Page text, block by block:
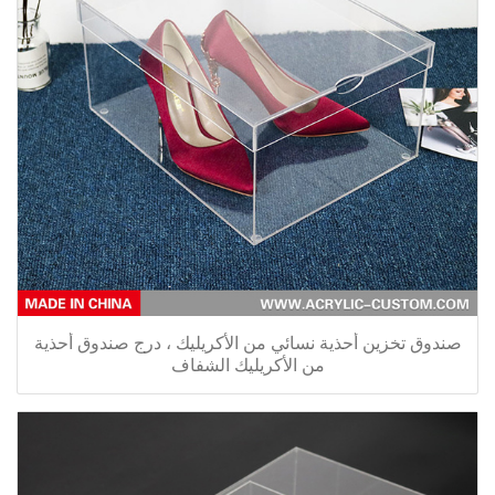
صندوق تخزين أحذية نسائي من الأكريليك ، درج صندوق أحذية
من الأكريليك الشفاف